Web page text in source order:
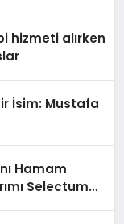
hizmeti alırken
İsim: Mustafa
Hamam
Selectum